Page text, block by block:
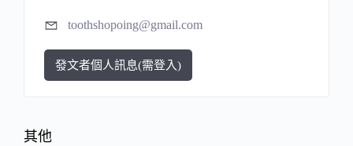
toothshopoing@gmail.com
發文者個人訊息(需登入)
其他